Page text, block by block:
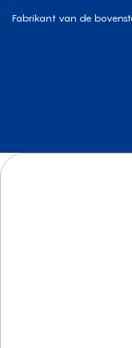
Fabrikant van de